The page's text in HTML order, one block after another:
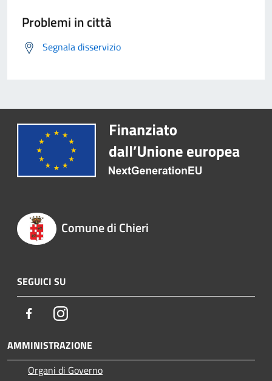
Problemi in città
Segnala disservizio
Comune di Chieri
SEGUICI SU
FacebookInstagram
AMMINISTRAZIONE
Organi di Governo